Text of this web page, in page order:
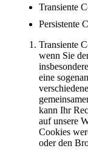
Transiente
Persistente
Transiente
wenn Sie
eine
kann Ihr
auf unsere
Cookies
oder den